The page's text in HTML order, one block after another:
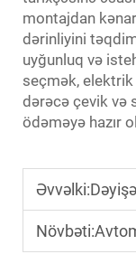
montajdan
dərinliyini
uyğunluq və
seçmək,
dərəcə çevik və
ödəməyə hazır
Əvvəlki:Dəyişən tezlikli
Növbəti: